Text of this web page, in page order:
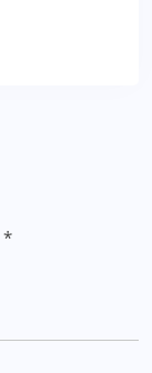
*